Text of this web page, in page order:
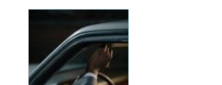
livslängd. En modern
verkstad kombinerar
teknisk kompetens, rätt
utrustning och ...